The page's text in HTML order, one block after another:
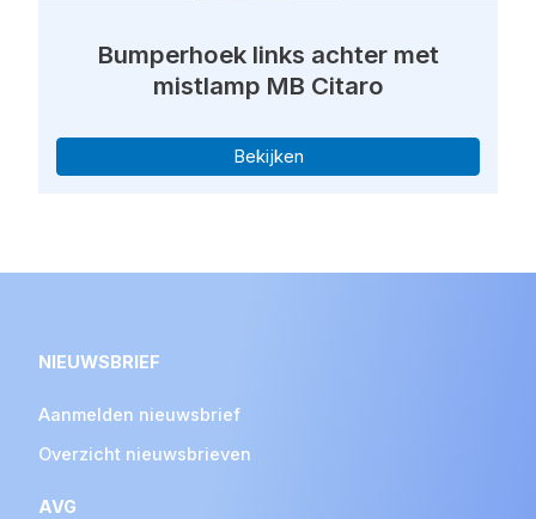
Bumperhoek links achter met
mistlamp MB Citaro
Bekijken
NIEUWSBRIEF
Aanmelden nieuwsbrief
Overzicht nieuwsbrieven
AVG